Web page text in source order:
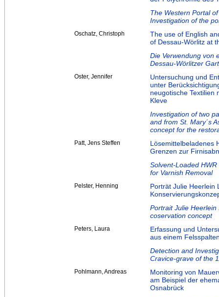
The Western Portal
Investigation of the
Oschatz, Christoph
The use of English
of Dessau-Wörlitz at
Die Verwendung von
Dessau-Wörlitzer
Oster, Jennifer
Untersuchung und
unter
neugotische Textilien
Kleve
Investigation of two
and from St. Mary´s
concept for the
Patt, Jens Steffen
Lösemittelbeladenes
Grenzen zur
Solvent-Loaded
for Varnish Removal
Pelster, Henning
Porträt Julie Heerlein
Portrait Julie
coservation concept
Peters, Laura
Erfassung und
aus einem
Detection and
Cravice-grave of the
Pohlmann, Andreas
Monitoring von
am Beispiel der
Osnabrück